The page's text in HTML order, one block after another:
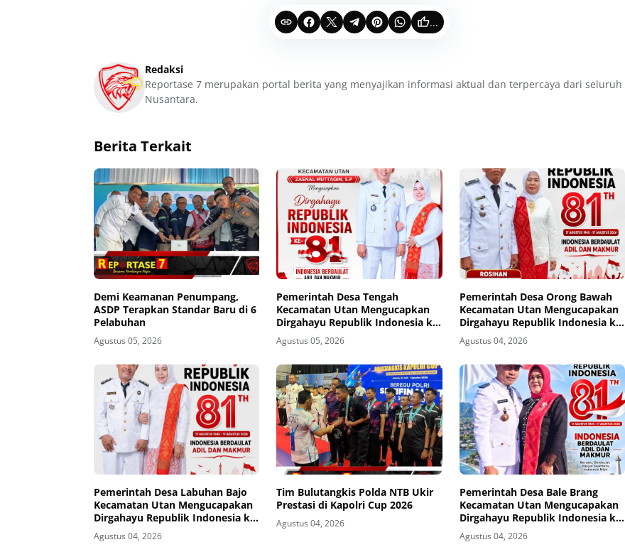
...
Redaksi
Reportase 7 merupakan portal berita yang menyajikan informasi aktual dan terpercaya dari seluruh
Nusantara.
Berita Terkait
Demi Keamanan Penumpang,
ASDP Terapkan Standar Baru di 6
Pelabuhan
Agustus 05, 2026
Pemerintah Desa Tengah
Kecamatan Utan Mengucapkan
Dirgahayu Republik Indonesia ke-
81
Agustus 05, 2026
Pemerintah Desa Orong Bawah
Kecamatan Utan Mengucapakan
Dirgahayu Republik Indonesia ke-
81
Agustus 04, 2026
Pemerintah Desa Labuhan Bajo
Kecamatan Utan Mengucapakan
Dirgahayu Republik Indonesia ke-
81
Agustus 04, 2026
Tim Bulutangkis Polda NTB Ukir
Prestasi di Kapolri Cup 2026
Agustus 04, 2026
Pemerintah Desa Bale Brang
Kecamatan Utan Mengucapakan
Dirgahayu Republik Indonesia ke-
81
Agustus 04, 2026